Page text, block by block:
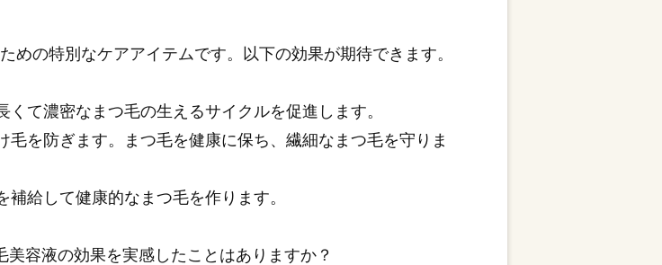
めの特別なケアアイテムです。以下の効果が期待できます。
て濃密なまつ毛の生えるサイクルを促進します。
を防ぎます。まつ毛を健康に保ち、繊細なまつ毛を守りま
給して健康的なまつ毛を作ります。
容液の効果を実感したことはありますか？